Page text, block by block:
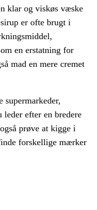
klar og viskøs væske
er ofte brugt i
en erstatning for
mad en mere cremet
supermarkeder,
efter en bredere
prøve at kigge i
forskellige mærker